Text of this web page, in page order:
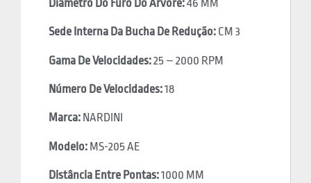
Diâmetro Do Furo Do Arvore:46 MM
Sede Interna Da Bucha De Redução: CM 3
Gama De Velocidades:25 – 2000 RPM
Número De Velocidades:18
Marca: NARDINI
Modelo: MS-205 AE
Distância Entre Pontas:1000 MM